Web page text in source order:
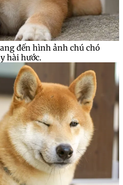
đến hình ảnh chú chó
hài hước.